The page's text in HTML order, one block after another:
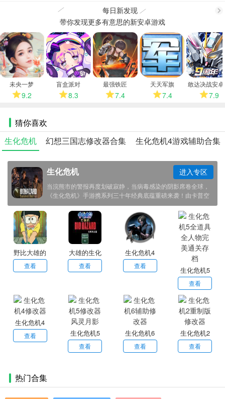
每日新发现
多
带你发现更多有意思的新安卓游戏
未央一梦
9.2
盲盒派对
8.3
最强铁匠
7.4
天天军旗
7.4
敢达决战安
7.9
猜你喜欢
生化危机
幻想三国志修改器合集 生化危机4游戏辅助合集
生化危机
当浣熊市的警报再度划破寂静，当病毒感染的阴影席卷全球，
《生化危机》手游携系列三十年经典底蕴重磅来袭！由卡普空
正版授权，以 RE 引擎重构恐怖视界，复刻主机级生存体验的
同时，融入移动端专属创新机制，让老玩家重温情怀战栗，让
新玩家直面极致惊悚，在方寸屏幕间开启生死突围之旅。
进入专区
野比大雄的
生化危机手
查看
大雄的生化
危机重制版
查看
生化危机4
移动版
查看
生化危机5
全道具全人
物完美通关
存档
查看
生化危机4
修改器
查看
生化危机5
修改器风灵
查看
生化危机6
辅助修改器
查看
生化危机2
重制版修改
查看
热门合集